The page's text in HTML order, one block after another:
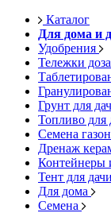
Каталог
Для дома и
Удобрения
Тележки
Грунт для
Топливо для
Семена
Дренаж
Контейнеры
Тент для дачи
Для дома
Семена